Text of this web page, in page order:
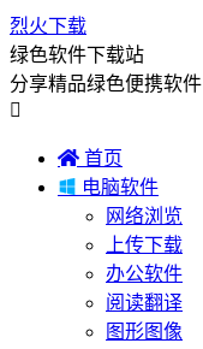
烈火下载
绿色软件下载站
分享精品绿色便携软件

 首页
 电脑软件
网络浏览
上传下载
办公软件
阅读翻译
图形图像